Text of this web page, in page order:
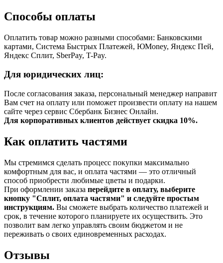
Способы оплаты
Оплатить товар можно разными способами: Банковскими
картами, Система Быстрых Платежей, ЮMoney, Яндекс Пей,
Яндекс Сплит, SberPay, T-Pay.
Для юридических лиц:
После согласования заказа, персональный менеджер направит
Вам счет на оплату или поможет произвести оплату на нашем
сайте через сервис Сбербанк Бизнес Онлайн.
Для корпоративных клиентов действует скидка 10%.
Как оплатить частями
Мы стремимся сделать процесс покупки максимально
комфортным для вас, и оплата частями — это отличный
способ приобрести любимые цветы и подарки.
При оформлении заказа перейдите в оплату, выберите
кнопку "Сплит, оплата частями" и следуйте простым
инструкциям. Вы сможете выбрать количество платежей и
срок, в течение которого планируете их осуществить. Это
позволит вам легко управлять своим бюджетом и не
переживать о своих единовременных расходах.
Отзывы